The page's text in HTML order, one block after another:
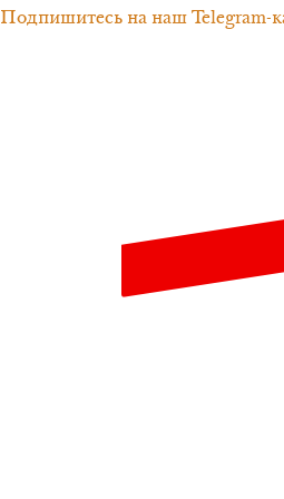
Подпишитесь на наш Telegram-